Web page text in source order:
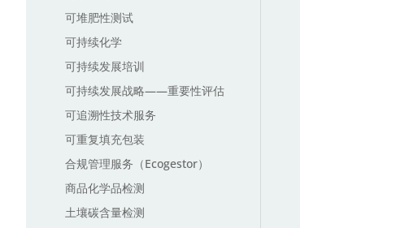
可堆肥性测试
可持续化学
可持续发展培训
可持续发展战略——重要性评估
可追溯性技术服务
可重复填充包装
合规管理服务（Ecogestor）
商品化学品检测
土壤碳含量检测